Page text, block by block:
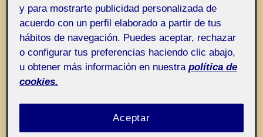
El arte ha muerto. Sus movimientos actuales no
reflejan la menor vitalidad; ni siquiera
muestran las agónicas convulsiones que
preceden a la muerte; no son más que las
mecánicas acciones reflejas de un cadáver
sometido a una fuerza galvánica (p. 1).
Respecto a la primera, señala la dificultad de
y para mostrarte publicidad personalizada de
acuerdo con un perfil elaborado a partir de tus
hábitos de navegación. Puedes aceptar, rechazar
o configurar tus preferencias haciendo clic abajo,
u obtener más información en nuestra política de
cookies.
Aceptar